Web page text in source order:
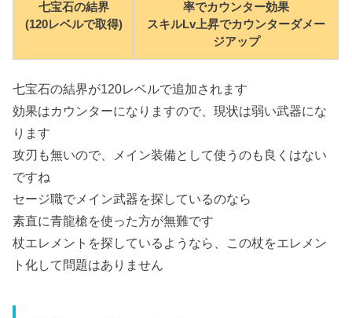
七宝石の結界
(120レベルで取得)
率でカウンター効果
スキルLv上昇でカウンターダメー
ジアップ
七宝石の結界が120レベルで追加されます
効果はカウンターになりますので、現状は弱い武器にな
ります
攻刃も無いので、メイン装備として使うのも良くはない
ですね
セージ職でメイン武器を探しているのなら
素直に青龍槍を使った方が無難です
杖エレメントを探しているようなら、この杖をエレメン
ト化して問題はありません